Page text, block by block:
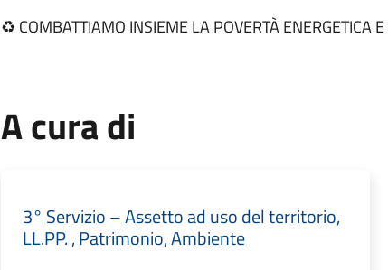
♻️ COMBATTIAMO INSIEME LA POVERTÀ ENERGETICA
A cura di
3° Servizio – Assetto ad uso del territorio,
LL.PP. , Patrimonio, Ambiente